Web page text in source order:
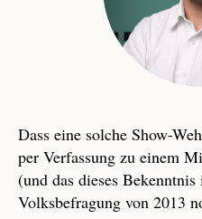
Dass eine solche Show-
per Verfassung zu einem
(und das dieses
Volksbefragung von 2013